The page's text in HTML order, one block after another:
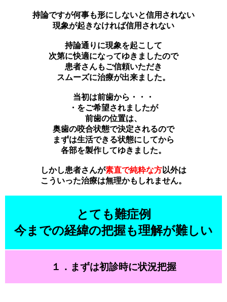
持論ですが何事も形にしないと信用されない
現象が起きなければ信用されない
持論通りに現象を起こして
次第に快適になってゆきましたので
患者さんもご信頼いただき
スムーズに治療が出来ました。
当初は前歯から・・・
・をご希望されましたが
前歯の位置は、
奥歯の咬合状態で決定されるので
まずは生活できる状態にしてから
各部を製作してゆきました。
しかし患者さんが素直で純粋な方以外は
こういった治療は無理かもしれません。
とても難症例
今までの経緯の把握も理解が難しい
１．まずは初診時に状況把握